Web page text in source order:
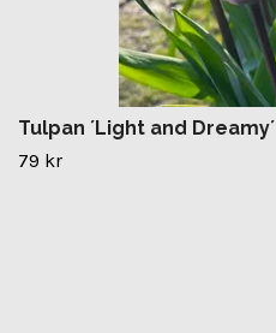
Tulpan ´Light and Dreamy´
79 kr